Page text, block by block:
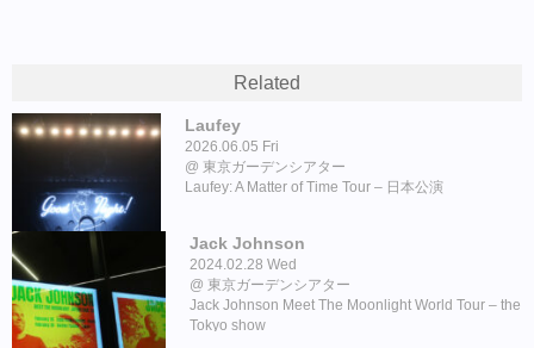
Related
Laufey
2026.06.05 Fri
東京ガーデンシアター
Laufey: A Matter of Time Tour – 日本公演
Jack Johnson
2024.02.28 Wed
東京ガーデンシアター
Jack Johnson Meet The Moonlight World Tour – the
Tokyo show